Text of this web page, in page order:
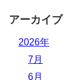
アーカイブ
2026年
7月
6月